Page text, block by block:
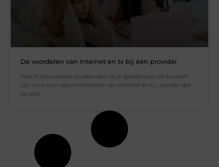
De voordelen van internet en tv bij één provider
Veel huishoudens zouden een stuk goedkoper uit kunnen
zijn voor hun abonnementen als internet en tv, zonder dat
ze zich